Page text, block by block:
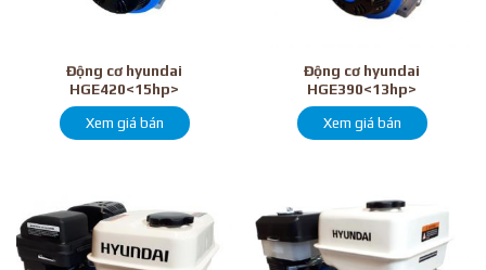
Động cơ hyundai
HGE420<15hp>
Xem giá bán
Động cơ hyundai
HGE390<13hp>
Xem giá bán